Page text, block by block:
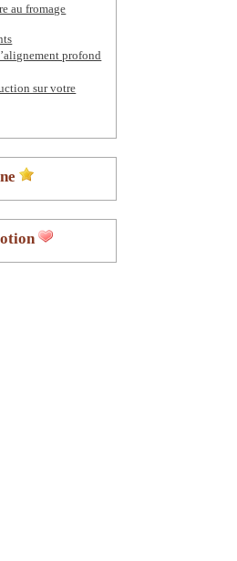
au fromage
profond
sur votre